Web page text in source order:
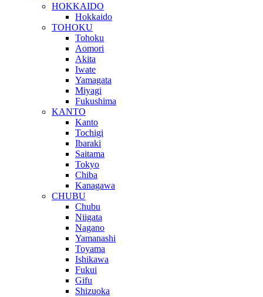
HOKKAIDO
Hokkaido
TOHOKU
Tohoku
Aomori
Akita
Iwate
Yamagata
Miyagi
Fukushima
KANTO
Kanto
Tochigi
Ibaraki
Saitama
Tokyo
Chiba
Kanagawa
CHUBU
Chubu
Niigata
Nagano
Yamanashi
Toyama
Ishikawa
Fukui
Gifu
Shizuoka